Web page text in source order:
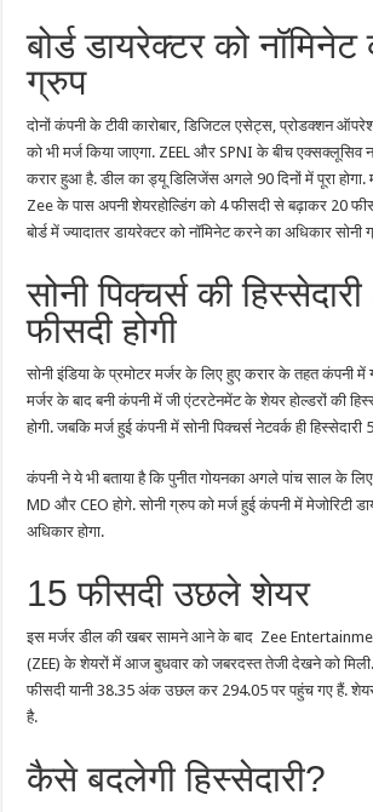
बोर्ड डायरेक्टर को नॉमिनेट
ग्रुप
दोनों कंपनी के टीवी कारोबार, डिजिटल एसेट्स, प्रोडक्शन
को भी मर्ज किया जाएगा. ZEEL और SPNI के बीच एक्सक्लूसिव
करार हुआ है. डील का ड्यू डिलिजेंस अगले 90 दिनों में पूरा होगा.
Zee के पास अपनी शेयरहोल्डिंग को 4 फीसदी से बढ़ाकर 20
बोर्ड में ज्यादातर डायरेक्टर को नॉमिनेट करने का अधिकार सोनी
सोनी पिक्चर्स की
फीसदी होगी
सोनी इंडिया के प्रमोटर मर्जर के लिए हुए करार के तहत कंपनी
मर्जर के बाद बनी कंपनी में जी एंटरटेनमेंट के शेयर होल्डरों की
होगी. जबकि मर्ज हुई कंपनी में सोनी पिक्चर्स नेटवर्क ही हिस्सेदारी
कंपनी ने ये भी बताया है कि पुनीत गोयनका अगले पांच साल के
MD और CEO होगे. सोनी ग्रुप को मर्ज हुई कंपनी में मेजोरिटी
अधिकार होगा.
15 फीसदी उछले शेयर
इस मर्जर डील की खबर सामने आने के बाद Zee
(ZEE) के शेयरों में आज बुधवार को जबरदस्त तेजी देखने को
फीसदी यानी 38.35 अंक उछल कर 294.05 पर पहुंच गए हैं.
है.
कैसे बदलेगी हिस्सेदारी?